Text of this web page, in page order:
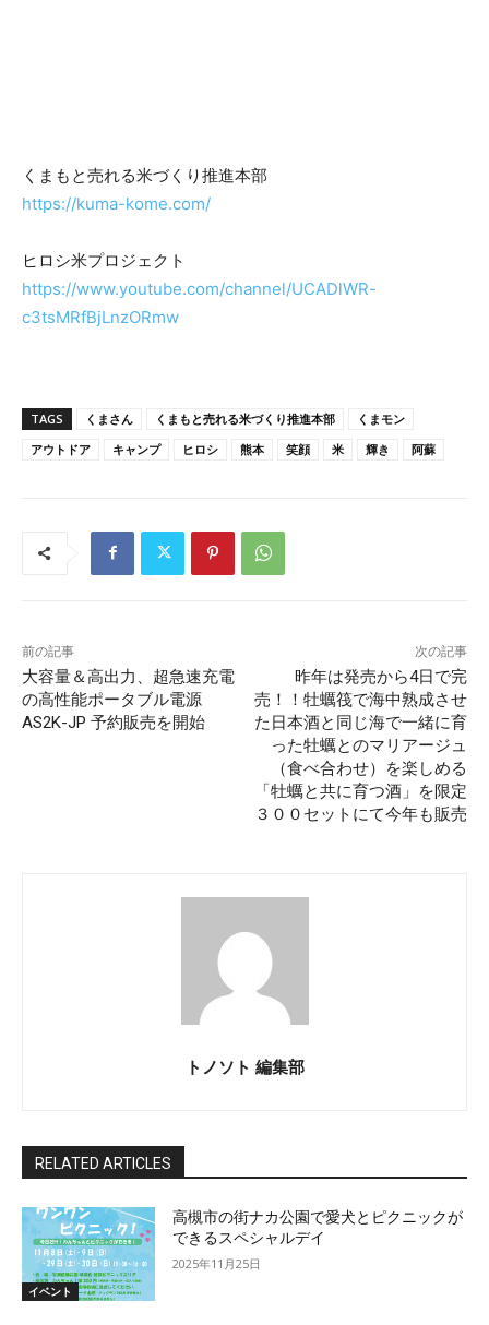
くまもと売れる米づくり推進本部
https://kuma-kome.com/
ヒロシ米プロジェクト
https://www.youtube.com/channel/UCADlWR-
c3tsMRfBjLnzORmw
TAGS くまさん くまもと売れる米づくり推進本部
くまモン
アウトドア
キャンプ ヒロシ 熊本 笑顔 米 輝き 阿蘇
前の記事
大容量＆高出力、超急速充電
の高性能ポータブル電源
AS2K-JP 予約販売を開始
次の記事
昨年は発売から4日で完
売！！牡蠣筏で海中熟成させ
た日本酒と同じ海で一緒に育
った牡蠣とのマリアージュ
（食べ合わせ）を楽しめる
「牡蠣と共に育つ酒」を限定
３００セットにて今年も販売
トノソト 編集部
RELATED ARTICLES
イベント
高槻市の街ナカ公園で愛犬とピクニックが
できるスペシャルデイ
2025年11月25日